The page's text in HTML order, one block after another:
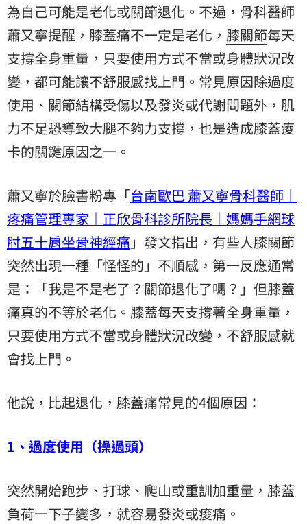
為自己可能是老化或關節退化。不過，骨科醫師
蕭又寧提醒，膝蓋痛不一定是老化， 膝關節每天
支撐全身重量，只要使用方式不當或身體狀況改
變，都可能讓不舒服感找上門。常見原因除過度
使用、關節結構受傷以及發炎或代謝問題外， 肌
力不足恐導致大腿不夠力支撐，也是造成膝蓋痠
卡的關鍵原因之一。
蕭又寧於臉書粉專「台南歐巴 蕭又寧骨科醫師｜
疼痛管理專家｜正欣骨科診所院長｜媽媽手網球
肘五十肩坐骨神經痛 」發文指出，有些人膝關節
突然出現一種「怪怪的」不順感，第一反應通常
是：「我是不是老了？關節退化了嗎？」但膝蓋
痛真的不等於老化。膝蓋每天支撐著全身重量，
只要使用方式不當或身體狀況改變，不舒服感就
會找上門。
他說，比起退化，膝蓋痛常見的4個原因：
1、過度使用（操過頭）
突然開始跑步、打球、爬山或重訓加重量，膝蓋
負荷一下子變多，就容易發炎或痠痛。